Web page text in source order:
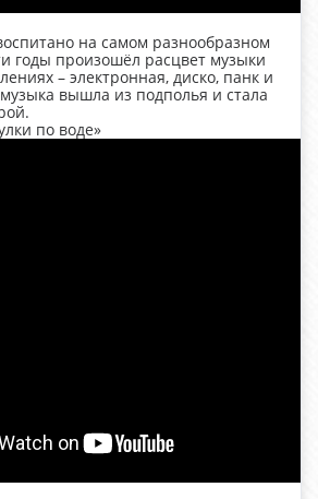
на самом разнообразном
годы произошёл расцвет музыки
– электронная, диско, панк и
вышла из подполья и стала
по воде»